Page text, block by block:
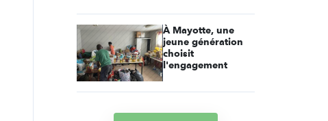
À Mayotte, une
jeune génération
choisit
l'engagement